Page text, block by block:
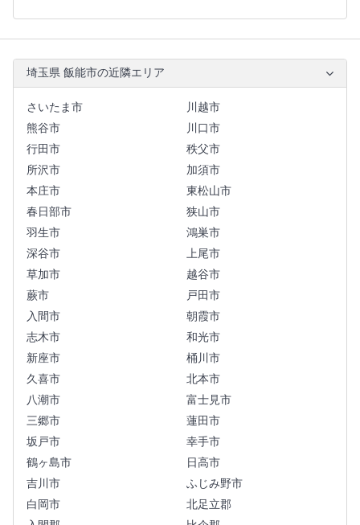
埼玉県 飯能市の近隣エリア
さいたま市
川越市
熊谷市
川口市
行田市
秩父市
所沢市
加須市
本庄市
東松山市
春日部市
狭山市
羽生市
鴻巣市
深谷市
上尾市
草加市
越谷市
蕨市
戸田市
入間市
朝霞市
志木市
和光市
新座市
桶川市
久喜市
北本市
八潮市
富士見市
三郷市
蓮田市
坂戸市
幸手市
鶴ヶ島市
日高市
吉川市
ふじみ野市
白岡市
北足立郡